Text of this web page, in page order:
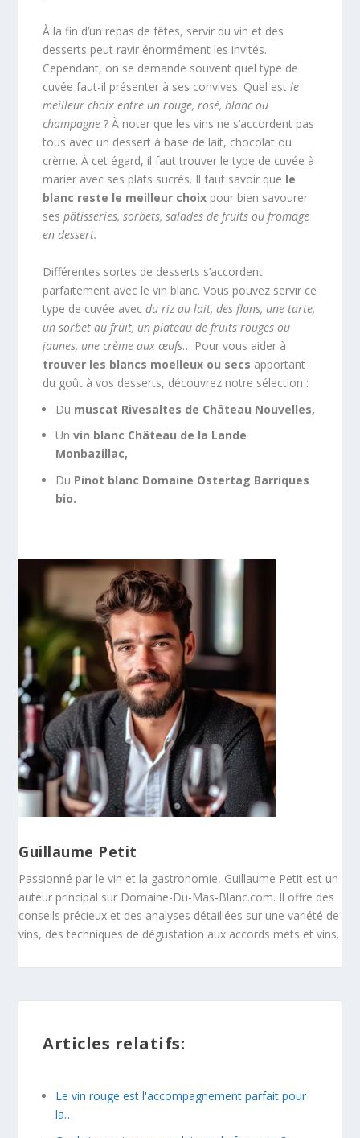
À la fin d’un repas de fêtes, servir du vin et des
desserts peut ravir énormément les invités.
Cependant, on se demande souvent quel type de
cuvée faut-il présenter à ses convives. Quel estle
meilleur choix entre un rouge, rosé, blanc ou
champagne ? À noter que les vins ne s’accordent pas
tous avec un dessert à base de lait, chocolat ou
crème. À cet égard, il faut trouver le type de cuvée à
marier avec ses plats sucrés. Il faut savoir que le
blanc reste le meilleur choix pour bien savourer
sespâtisseries, sorbets, salades de fruits ou fromage
en dessert.
Différentes sortes de desserts s’accordent
parfaitement avec le vin blanc. Vous pouvez servir ce
type de cuvée avecdu riz au lait, des flans, une tarte,
un sorbet au fruit, un plateau de fruits rouges ou
jaunes, une crème aux œufs… Pour vous aider à
trouver les blancs moelleux ou secs apportant
du goût à vos desserts, découvrez notre sélection :
Du muscat Rivesaltes de Château Nouvelles,
Un vin blanc Château de la Lande
Monbazillac,
Du Pinot blanc Domaine Ostertag Barriques
bio.
Guillaume Petit
Passionné par le vin et la gastronomie, Guillaume Petit est un
auteur principal sur Domaine-Du-Mas-Blanc.com. Il offre des
conseils précieux et des analyses détaillées sur une variété de
vins, des techniques de dégustation aux accords mets et vins.
Articles relatifs:
Le vin rouge est l'accompagnement parfait pour
la…